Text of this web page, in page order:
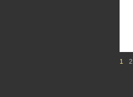
1 2